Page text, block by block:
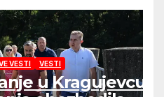
VESTI VESTI
u Kragujevcu